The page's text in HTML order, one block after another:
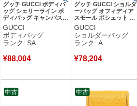
グッチ GUCCI ボディバ
ッグ シェリーライン ボ
ディバッグ キャンバス
ブラック ヴィンテージ金
具 ウエストバッグ ウェ
ビングライン 630919
520981 【保存袋】 【中
GUCCI
ボディバッグ
ランク: SA
¥88,004
グッチ GUCCI ショルダ
ーバッグ オフィディア
スモール ポシェット ス
ウェード ブラック ゴー
ルド金具 シェリーライン
スエード 517350 【箱】
【中古】中古美品
GUCCI
ショルダーバッグ
ランク: A
¥78,204
中古 中古